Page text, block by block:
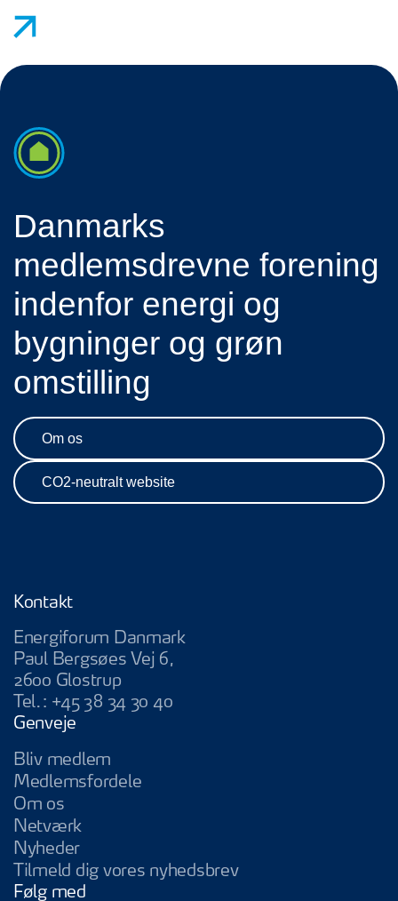
Danmarks
medlemsdrevne forening
indenfor energi og
bygninger og grøn
omstilling
Om os
CO2-neutralt website
Kontakt
Energiforum Danmark
Paul Bergsøes Vej 6,
2600 Glostrup
Tel.: +45 38 34 30 40
Genveje
Bliv medlem
Medlemsfordele
Om os
Netværk
Nyheder
Tilmeld dig vores nyhedsbrev
Følg med